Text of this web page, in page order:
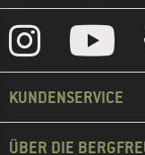
KUNDENSERVICE
ÜBER DIE